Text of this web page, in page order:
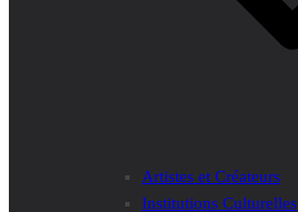
Artistes et Créateurs
Institutions Culturelles